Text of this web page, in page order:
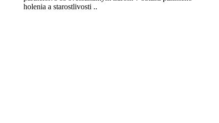
holenia a starostlivosti ..